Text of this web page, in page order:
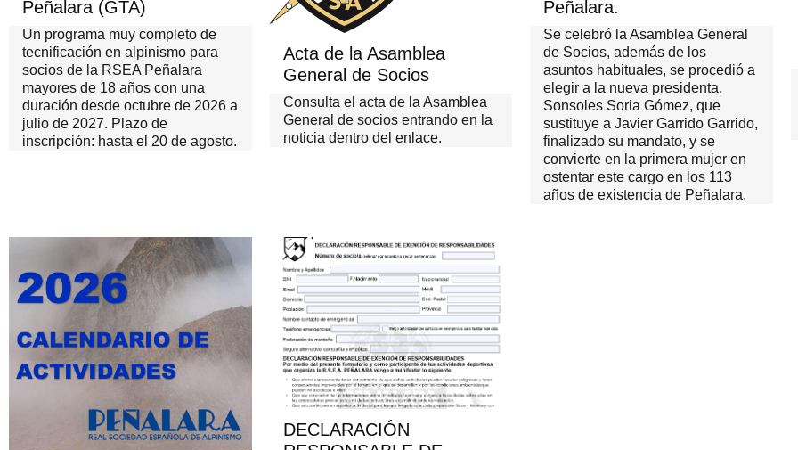
Peñalara (GTA)
Un programa muy completo de
tecnificación en alpinismo para
socios de la RSEA Peñalara
mayores de 18 años con una
duración desde octubre de 2026 a
julio de 2027. Plazo de
inscripción: hasta el 20 de agosto.
Acta de la Asamblea
General de Socios
Consulta el acta de la Asamblea
General de socios entrando en la
noticia dentro del enlace.
Peñalara.
Se celebró la Asamblea General
de Socios, además de los
asuntos habituales, se procedió a
elegir a la nueva presidenta,
Sonsoles Soria Gómez, que
sustituye a Javier Garrido Garrido,
finalizado su mandato, y se
convierte en la primera mujer en
ostentar este cargo en los 113
años de existencia de Peñalara.
DECLARACIÓN